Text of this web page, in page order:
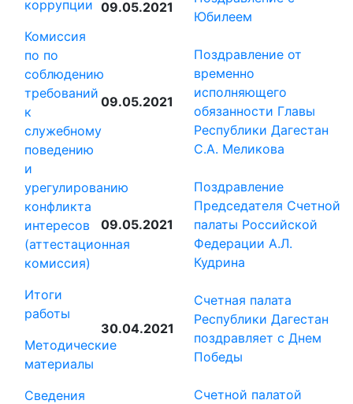
коррупции
Комиссия
по по
соблюдению
требований
к
служебному
поведению
и
урегулированию
конфликта
интересов
(аттестационная
комиссия)
Итоги
работы
Методические
материалы
Сведения
09.05.2021
Юбилеем
09.05.2021
Поздравление от
временно
исполняющего
обязанности Главы
Республики Дагестан
С.А. Меликова
09.05.2021
Поздравление
Председателя Счетной
палаты Российской
Федерации А.Л.
Кудрина
30.04.2021
Счетная палата
Республики Дагестан
поздравляет с Днем
Победы
Счетной палатой